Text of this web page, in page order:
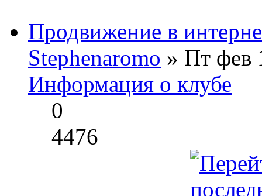
Продвижение в
Stephenaromo » Пт фев
Информация о клубе
0
4476